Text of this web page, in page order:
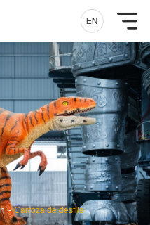
- Carroza de desfile